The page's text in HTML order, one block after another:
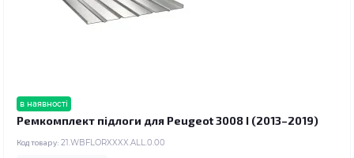
в наявності
Ремкомплект підлоги для Peugeot 3008 I (2013–2019)
Код товару: 21.WBFLORXXXX.ALL.0.00